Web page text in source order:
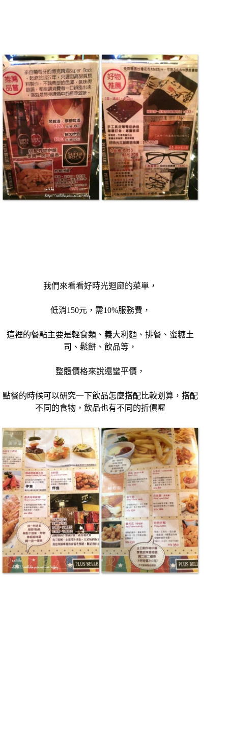
我們來看看好時光迴廊的菜單，
低消150元，需10%服務費，
這裡的餐點主要是輕食類、義大利麵、排餐、蜜糖土
司、鬆餅、飲品等，
整體價格來說還蠻平價，
點餐的時候可以研究一下飲品怎麼搭配比較划算，搭配
不同的食物，飲品也有不同的折價喔